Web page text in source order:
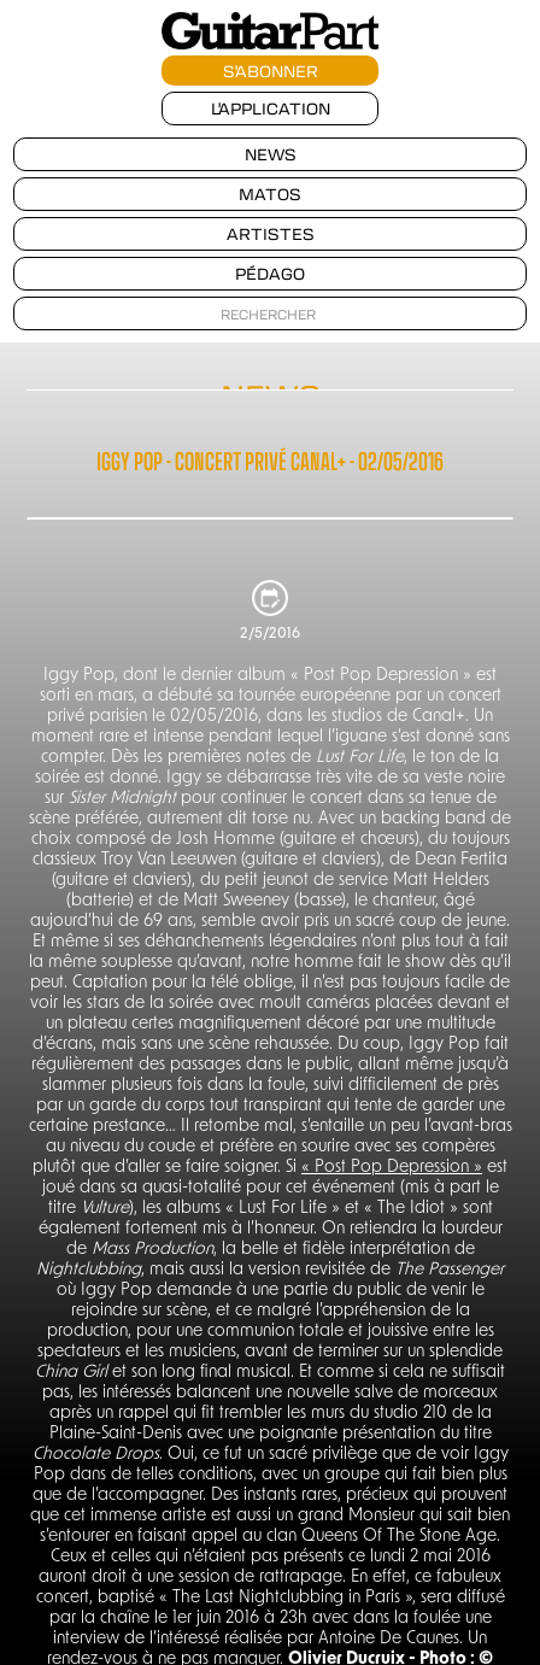
S'ABONNER
L'APPLICATION
NEWS
MATOS
ARTISTES
PÉDAGO
NEWS
IGGY POP - CONCERT PRIVÉ CANAL+ - 02/05/2016
2/5/2016
Iggy Pop, dont le dernier album « Post Pop Depression » est
sorti en mars, a débuté sa tournée européenne par un concert
privé parisien le 02/05/2016, dans les studios de Canal+. Un
moment rare et intense pendant lequel l’iguane s’est donné sans
compter. Dès les premières notes de Lust For Life, le ton de la
soirée est donné. Iggy se débarrasse très vite de sa veste noire
sur Sister Midnightpour continuer le concert dans sa tenue de
scène préférée, autrement dit torse nu. Avec un backing band de
choix composé de Josh Homme (guitare et chœurs), du toujours
classieux Troy Van Leeuwen (guitare et claviers), de Dean Fertita
(guitare et claviers), du petit jeunot de service Matt Helders
(batterie) et de Matt Sweeney (basse), le chanteur, âgé
aujourd’hui de 69 ans, semble avoir pris un sacré coup de jeune.
Et même si ses déhanchements légendaires n’ont plus tout à fait
la même souplesse qu’avant, notre homme fait le show dès qu’il
peut. Captation pour la télé oblige, il n’est pas toujours facile de
voir les stars de la soirée avec moult caméras placées devant et
un plateau certes magnifiquement décoré par une multitude
d’écrans, mais sans une scène rehaussée. Du coup, Iggy Pop fait
régulièrement des passages dans le public, allant même jusqu’à
slammer plusieurs fois dans la foule, suivi difficilement de près
par un garde du corps tout transpirant qui tente de garder une
certaine prestance… Il retombe mal, s’entaille un peu l’avant-bras
au niveau du coude et préfère en sourire avec ses compères
plutôt que d’aller se faire soigner. Si « Post Pop Depression » est
joué dans sa quasi-totalité pour cet événement (mis à part le
titre Vulture), les albums « Lust For Life » et « The Idiot » sont
également fortement mis à l’honneur. On retiendra la lourdeur
de Mass Production, la belle et fidèle interprétation de
Nightclubbing, mais aussi la version revisitée de The Passenger
où Iggy Pop demande à une partie du public de venir le
rejoindre sur scène, et ce malgré l’appréhension de la
production, pour une communion totale et jouissive entre les
spectateurs et les musiciens, avant de terminer sur un splendide
China Girlet son long final musical. Et comme si cela ne suffisait
pas, les intéressés balancent une nouvelle salve de morceaux
après un rappel qui fit trembler les murs du studio 210 de la
Plaine-Saint-Denis avec une poignante présentation du titre
Chocolate Drops. Oui, ce fut un sacré privilège que de voir Iggy
Pop dans de telles conditions, avec un groupe qui fait bien plus
que de l’accompagner. Des instants rares, précieux qui prouvent
que cet immense artiste est aussi un grand Monsieur qui sait bien
s’entourer en faisant appel au clan Queens Of The Stone Age.
Ceux et celles qui n’étaient pas présents ce lundi 2 mai 2016
auront droit à une session de rattrapage. En effet, ce fabuleux
concert, baptisé « The Last Nightclubbing in Paris », sera diffusé
par la chaîne le 1er juin 2016 à 23h avec dans la foulée une
interview de l’intéressé réalisée par Antoine De Caunes. Un
rendez-vous à ne pas manquer. Olivier Ducruix - Photo : ©